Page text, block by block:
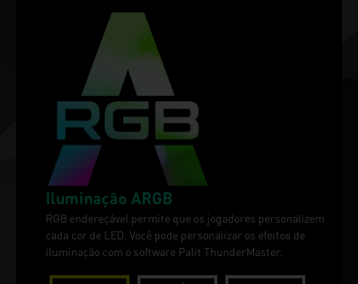
Iluminação ARGB
RGB endereçável permite que os jogadores personalizem
cada cor de LED. Você pode personaiizar os efeitos de
iluminação com o software Palit ThunderMaster.